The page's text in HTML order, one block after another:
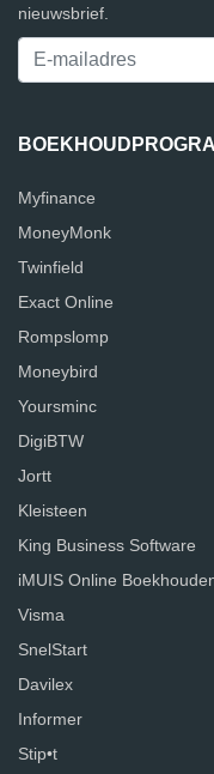
nieuwsbrief.
Myfinance
MoneyMonk
Twinfield
Exact Online
Rompslomp
Moneybird
Yoursminc
DigiBTW
Jortt
Kleisteen
King Business Software
iMUIS Online
Visma
SnelStart
Davilex
Informer
Stip•t